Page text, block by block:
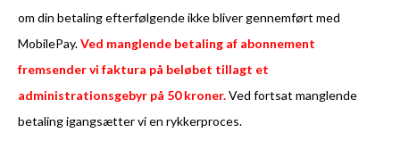
om din betaling efterfølgende ikke bliver gennemført med
MobilePay.Ved manglende betaling af abonnement
fremsender vi faktura på beløbet tillagt et
administrationsgebyr på 50 kroner.Ved fortsat manglende
betaling igangsætter vi en rykkerproces.